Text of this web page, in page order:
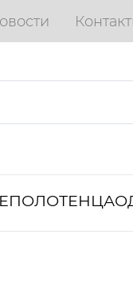
ПОЛОТЕНЦА